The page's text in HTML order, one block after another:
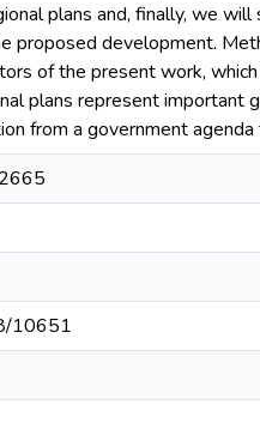
plans and, finally, we
proposed development.
of the present work,
plans represent important
from a government agenda
10651